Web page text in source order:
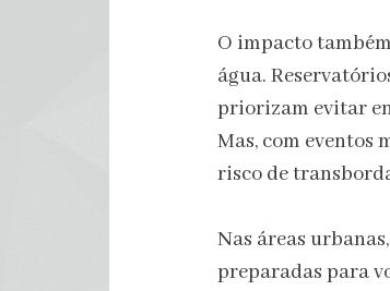
O impacto
água.
priorizam evitar
Mas, com eventos
risco de
Nas áreas
preparadas para